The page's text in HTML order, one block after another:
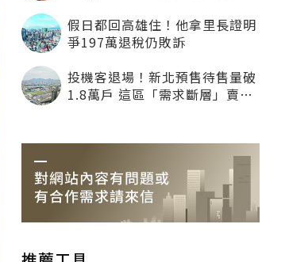
假日都回高雄住！他拿里長證明
爭197萬退稅仍敗訴
投機客退場！新北預售待售量破
1.8萬戶 這區「需求斷層」賣壓